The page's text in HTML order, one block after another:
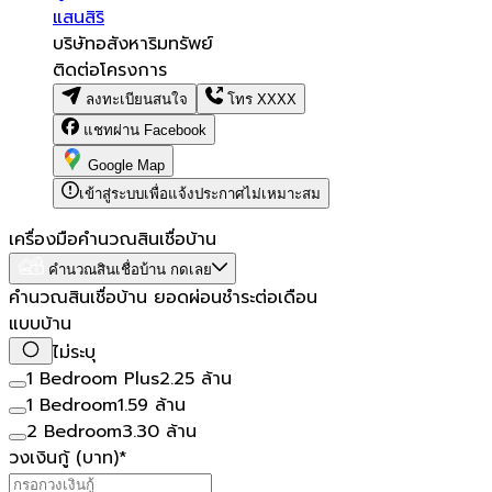
แสนสิริ
บริษัทอสังหาริมทรัพย์
ติดต่อโครงการ
ลงทะเบียนสนใจ โทร XXXX
แชทผ่าน Facebook
Google Map
เข้าสู่ระบบเพื่อแจ้งประกาศไม่เหมาะสม
เครื่องมือคำนวณสินเชื่อบ้าน
คำนวณสินเชื่อบ้าน กดเลย
คำนวณสินเชื่อบ้าน ยอดผ่อนชำระต่อเดือน
แบบบ้าน
ไม่ระบุ
1 Bedroom Plus2.25 ล้าน
1 Bedroom1.59 ล้าน
2 Bedroom3.30 ล้าน
วงเงินกู้ (บาท)*